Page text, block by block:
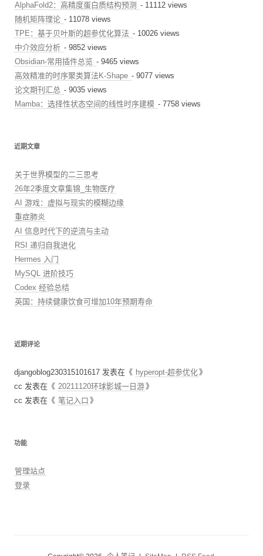
AlphaFold2：高精度蛋白质结构预测 - 11112 views
随机矩阵理论 - 11078 views
TPE：基于贝叶斯的超参优化算法 - 10026 views
中介效应分析 - 9852 views
Obsidian-常用插件总览 - 9465 views
高效精准的时序聚类算法K-Shape - 9077 views
论文期刊汇总 - 9035 views
Mamba：选择性状态空间的线性时序建模 - 7758 views
近期文章
关于世界模型的二三思考
26年2季度文章集锦_生物医疗
AI 游戏：虚拟与现实的模糊边缘
重症肺炎
AI 信息时代下的逆流与主动
RSI 递归自我进化
Hermes 入门
MySQL 进阶技巧
Codex 经验总结
英国：持续健康饮食可增加10年预期寿命
近期评论
djangoblog230315101617 发表在《 hyperopt-超参优化 》
cc 发表在《 20211120环球影城一日游 》
cc 发表在《 笔记入口 》
功能
管理站点
登录